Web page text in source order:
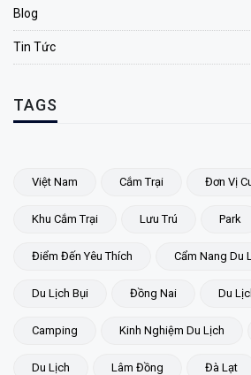
Blog
Tin Tức
TAGS
Việt Nam Cắm Trại Đơn Vị
Khu Cắm Trại Lưu Trú Park
Điểm Đến Yêu Thích Cẩm Nang Du
Du Lịch Bụi Đồng Nai Du
Camping Kinh Nghiệm Du Lịch
Du Lịch Lâm Đồng Đà Lạt